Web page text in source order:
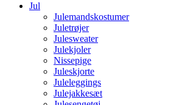
Jul
Julemandskostumer
Juletrøjer
Julesweater
Julekjoler
Nissepige
Juleskjorte
Juleleggings
Julejakkesæt